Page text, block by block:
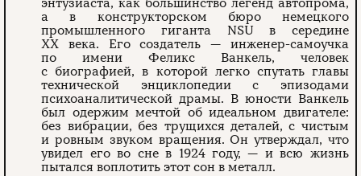
энтузиаста, как большинство легенд автопрома,
а в конструкторском бюро немецкого
промышленного гиганта NSU в середине
XX века. Его создатель — инженер-самоучка
по имени Феликс Ванкель, человек
с биографией, в которой легко спутать главы
технической энциклопедии с эпизодами
психоаналитической драмы. В юности Ванкель
был одержим мечтой об идеальном двигателе:
без вибрации, без трущихся деталей, с чистым
и ровным звуком вращения. Он утверждал, что
увидел его во сне в 1924 году, — и всю жизнь
пытался воплотить этот сон в металл.